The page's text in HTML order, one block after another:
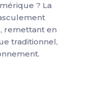
? La
remettant en
traditionnel,